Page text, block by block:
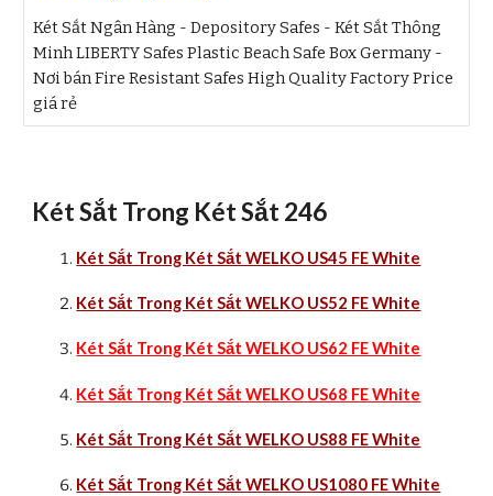
Két Sắt Ngân Hàng - Depository Safes - Két Sắt Thông
Minh LIBERTY Safes Plastic Beach Safe Box Germany -
Nơi bán Fire Resistant Safes High Quality Factory Price
giá rẻ
Két Sắt Trong Két Sắt 246
Két Sắt Trong Két Sắt WELKO US45 FE White
Két Sắt Trong Két Sắt WELKO US52 FE White
Két Sắt Trong Két Sắt WELKO US62 FE White
Két Sắt Trong Két Sắt WELKO US68 FE White
Két Sắt Trong Két Sắt WELKO US88 FE White
Két Sắt Trong Két Sắt WELKO US1080 FE White